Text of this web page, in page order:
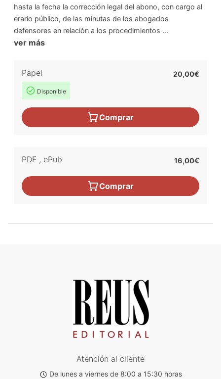
hasta la fecha la corrección legal del abono, con cargo al
erario público, de las minutas de los abogados
defensores en relación a los procedimientos ...
ver más
Papel
Disponible
20,00€
Comprar
PDF , ePub 16,00€
Comprar
Atención al cliente
De lunes a viernes de 8:00 a 15:30 horas